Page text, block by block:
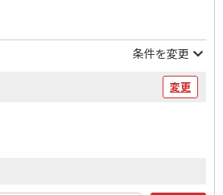
条件を変更
変更